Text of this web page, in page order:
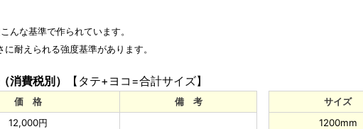
んな基準で作られています。
耐えられる強度基準があります。
消費税別） 【タテ+ヨコ=合計サイズ】
価 格
備 考
12,000円
サイズ
1200mm